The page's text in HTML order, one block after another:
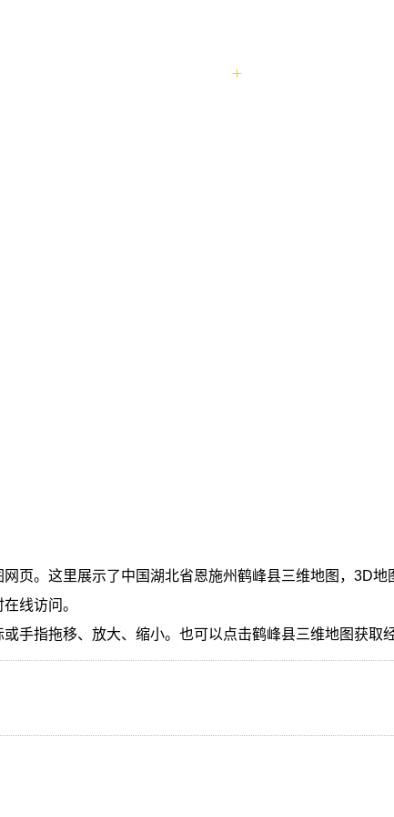
页。这里展示了中国湖北省恩施州鹤峰县三维地图，3D
线访问。
手指拖移、放大、缩小。也可以点击鹤峰县三维地图获取经